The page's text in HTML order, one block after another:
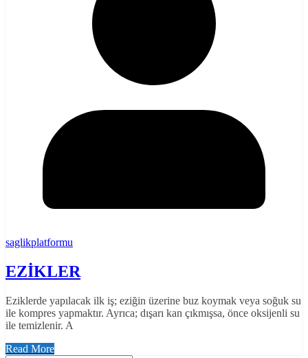
saglikplatformu
EZİKLER
Eziklerde yapılacak ilk iş; eziğin üzerine buz koymak veya soğuk su
ile kompres yapmaktır. Ayrıca; dışarı kan çıkmışsa, önce oksijenli su
ile temizlenir. A
Read More